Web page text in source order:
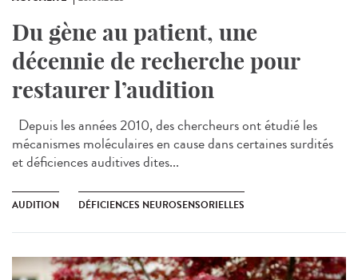
Du gène au patient, une
décennie de recherche pour
restaurer l’audition
Depuis les années 2010, des chercheurs ont étudié les
mécanismes moléculaires en cause dans certaines surdités
et déficiences auditives dites...
AUDITION DÉFICIENCES NEUROSENSORIELLES